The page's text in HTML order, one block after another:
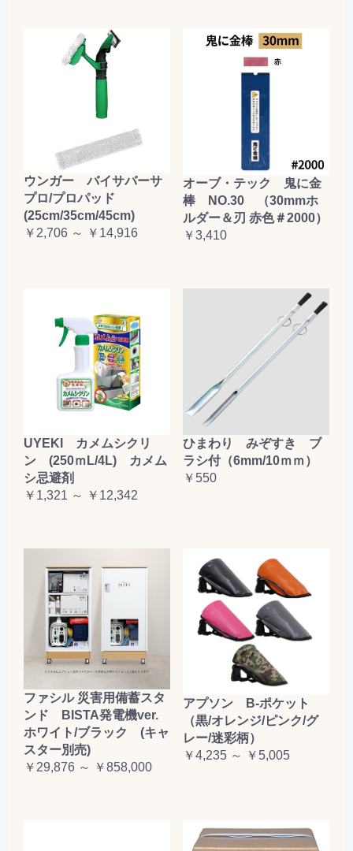
ウンガー バイサバーサ
プロ/プロパッド
(25cm/35cm/45cm)
￥2,706 ～ ￥14,916
オーブ・テック 鬼に金
棒 NO.30 （30mmホ
ルダー＆刃 赤色＃2000）
￥3,410
UYEKI カメムシクリ
ン (250ｍL/4L) カメム
シ忌避剤
￥1,321 ～ ￥12,342
ひまわり みぞすき ブ
ラシ付（6mm/10ｍｍ）
￥550
ファシル 災害用備蓄スタ
ンド BISTA発電機ver.
ホワイト/ブラック (キャ
スター別売)
￥29,876 ～ ￥858,000
アプソン B-ポケット
（黒/オレンジ/ピンク/グ
レー/迷彩柄）
￥4,235 ～ ￥5,005